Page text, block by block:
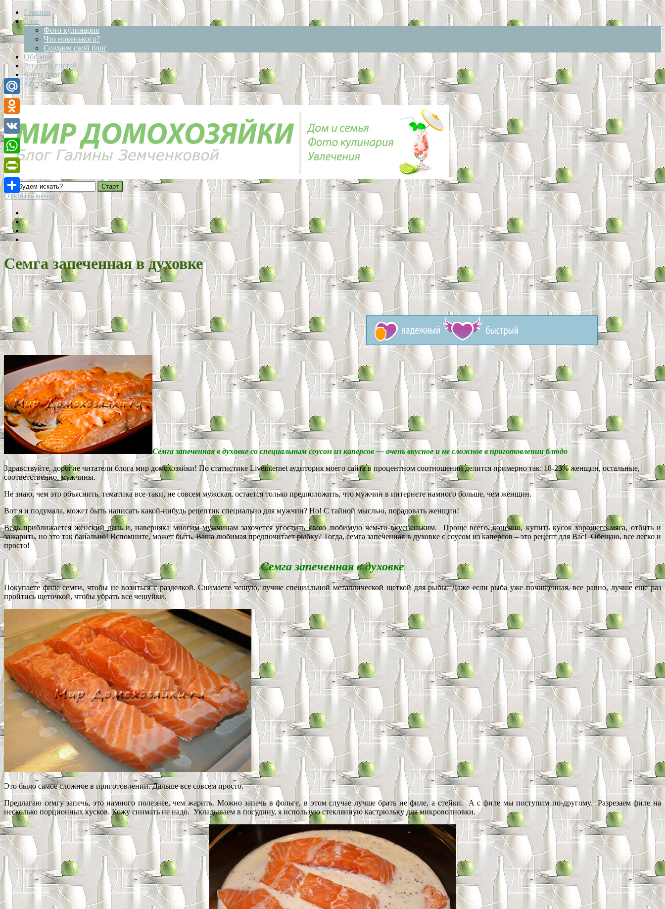
Главная
Блог
Фото кулинария
Что новенького?
Создаем свой блог
Обо мне
Рецепты гостей
Карта блога
Контакты
Открыть меню
Семга запеченная в духовке
Семга запеченная в духовке со специальным соусом из каперсов — очень вкусное и не сложное в приготовлении блюдо
Здравствуйте, дорогие читатели блога мир домохозяйки! По статистике Liveinternet аудитория моего сайта в процентном соотношении делится примерно так: 18-23% женщин, остальные,
соответственно, мужчины.
Не знаю, чем это объяснить, тематика все-таки, не совсем мужская, остается только предположить, что мужчин в интернете намного больше, чем женщин.
Вот я и подумала, может быть написать какой-нибудь рецептик специально для мужчин? Но! С тайной мыслью, порадовать женщин!
Ведь приближается женский день и, наверняка многим мужчинам захочется угостить свою любимую чем-то вкусненьким. Проще всего, конечно, купить кусок хорошего мяса, отбить и
зажарить, но это так банально! Вспомните, может быть, Ваша любимая предпочитает рыбку? Тогда, семга запеченная в духовке с соусом из каперсов – это рецепт для Вас! Обещаю, все легко и
просто!
Семга запеченная в духовке
Покупаете филе семги, чтобы не возиться с разделкой. Снимаете чешую, лучше специальной металлической щеткой для рыбы. Даже если рыба уже почищенная, все равно, лучше еще раз
пройтись щеточкой, чтобы убрать все чешуйки.
Это было самое сложное в приготовлении. Дальше все совсем просто.
Предлагаю семгу запечь, это намного полезнее, чем жарить. Можно запечь в фольге, в этом случае лучше брать не филе, а стейки. А с филе мы поступим по-другому. Разрезаем филе на
несколько порционных кусков. Кожу снимать не надо. Укладываем в посудину, я использую стеклянную кастрюльку для микроволновки.
Mail.Ru
Odnoklassniki
VK
WhatsApp
PrintFriendly
Отправить